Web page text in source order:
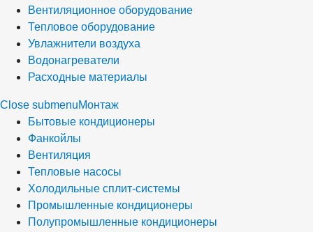
Вентиляционное оборудование
Тепловое оборудование
Увлажнители воздуха
Водонагреватели
Расходные материалы
Close submenuМонтаж
Бытовые кондиционеры
Фанкойлы
Вентиляция
Тепловые насосы
Холодильные сплит-системы
Промышленные кондиционеры
Полупромышленные кондиционеры